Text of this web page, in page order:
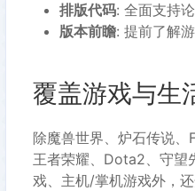
排版代码: 全面支持
版本前瞻: 提前了解
覆盖游戏与生
除魔兽世界、炉石传说、
王者荣耀、Dota2、守望
戏、主机/掌机游戏外，